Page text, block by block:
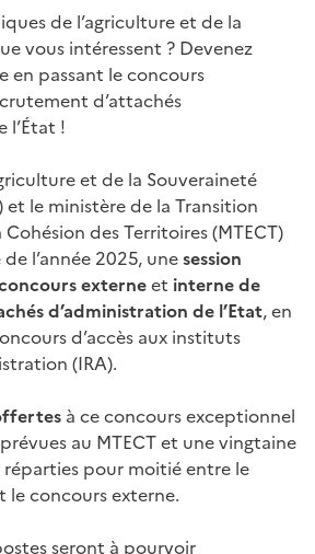
de l’agriculture et de la
vous intéressent ? Devenez
en passant le concours
d’attachés
l’État !
et de la Souveraineté
et le ministère de la Transition
des Territoires (MTECT)
l’année 2025, unesession
externeet interne de
d’administration de l’Etat, en
d’accès aux instituts
(IRA).
à ce concours exceptionnel
au MTECT et une vingtaine
réparties pour moitié entre le
concours externe.
seront à pourvoir